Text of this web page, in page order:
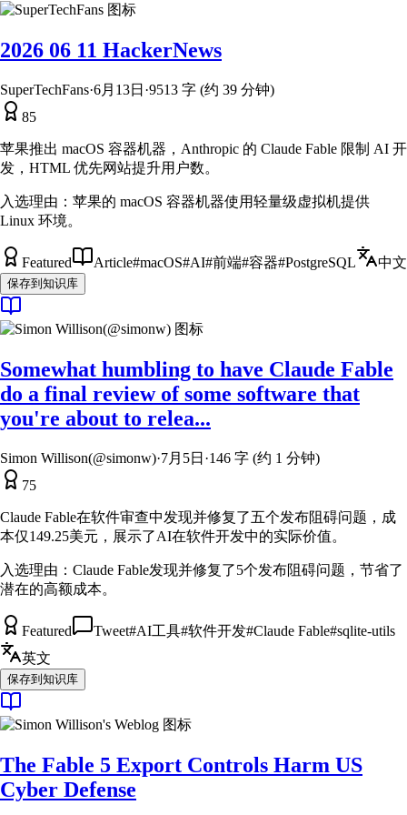
2026 06 11 HackerNews
SuperTechFans·6月13日 ·9513 字 (约 39 分钟)
85
苹果推出 macOS 容器机器，Anthropic 的 Claude Fable 限制 AI 开
发，HTML 优先网站提升用户数。
入选理由： 苹果的 macOS 容器机器使用轻量级虚拟机提供
Linux 环境。
Featured Article#macOS#AI#前端#容器#PostgreSQL 中文
保存到知识库
Somewhat humbling to have Claude Fable
do a final review of some software that
you're about to relea...
Simon Willison(@simonw)·7月5日 ·146 字 (约 1 分钟)
75
Claude Fable在软件审查中发现并修复了五个发布阻碍问题，成
本仅149.25美元，展示了AI在软件开发中的实际价值。
入选理由： Claude Fable发现并修复了5个发布阻碍问题，节省了
潜在的高额成本。
Featured Tweet#AI工具#软件开发#Claude Fable#sqlite-utils
英文
保存到知识库
The Fable 5 Export Controls Harm US
Cyber Defense